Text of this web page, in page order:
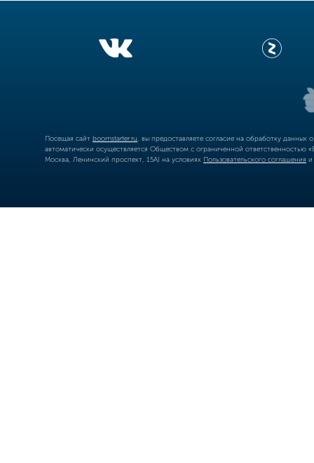
Посещая сайт boomstarter.ru , вы предоставляете согласие на обработку
автоматически осуществляется Обществом с ограниченной
Москва, Ленинский проспект, 15А) на условиях Пользовательского соглашения и